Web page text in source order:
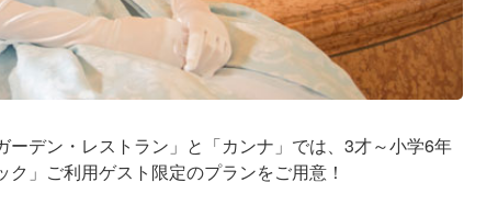
デン・レストラン」と「カンナ」では、3才～小学6年
」ご利用ゲスト限定のプランをご用意！